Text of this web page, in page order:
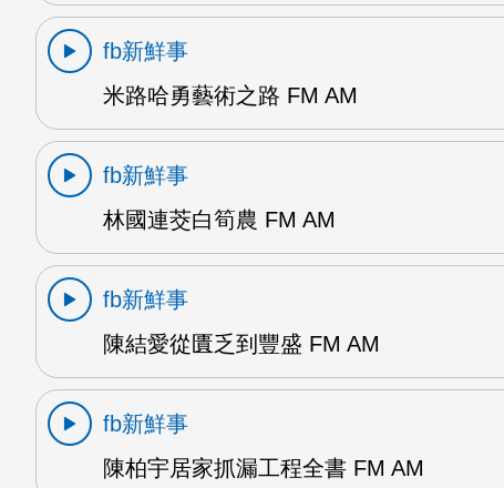
fb新鮮事
米路哈勇藝術之路 FM AM
fb新鮮事
林國連茭白筍農 FM AM
fb新鮮事
陳結愛從匱乏到豐盛 FM AM
fb新鮮事
陳柏宇居家抓漏工程全書 FM AM